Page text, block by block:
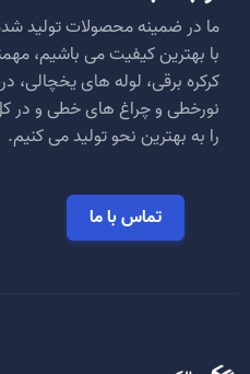
ها
ممکن
است
در
صفحه
شوند
ما در ضمینه محصولات تولید
با بهترین کیفیت می باشیم،
کرکره برقی، لوله های یخچالی،
نورخطی و چراغ های خطی و در
را به بهترین نحو تولید می کنیم.
تماس با ما